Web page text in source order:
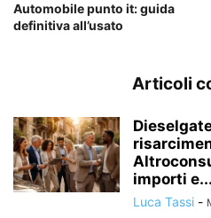
Automobile punto it: guida
definitiva all’usato
Articoli
importi e...
Luca Tassi -